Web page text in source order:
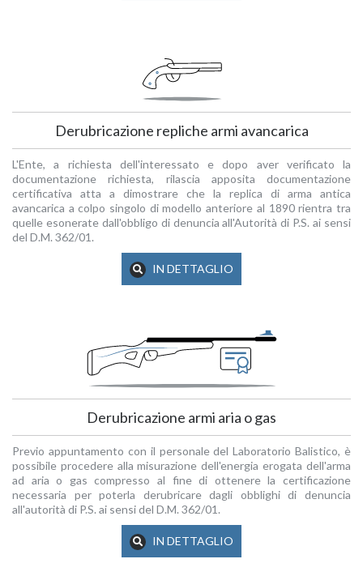
Derubricazione repliche armi avancarica
L'Ente, a richiesta dell'interessato e dopo aver verificato la
documentazione richiesta, rilascia apposita documentazione
certificativa atta a dimostrare che la replica di arma antica
avancarica a colpo singolo di modello anteriore al 1890 rientra tra
quelle esonerate dall'obbligo di denuncia all'Autorità di P.S. ai sensi
del D.M. 362/01.
IN DETTAGLIO
Derubricazione armi aria o gas
Previo appuntamento con il personale del Laboratorio Balistico, è
possibile procedere alla misurazione dell'energia erogata dell'arma
ad aria o gas compresso al fine di ottenere la certificazione
necessaria per poterla derubricare dagli obblighi di denuncia
all'autorità di P.S. ai sensi del D.M. 362/01.
IN DETTAGLIO